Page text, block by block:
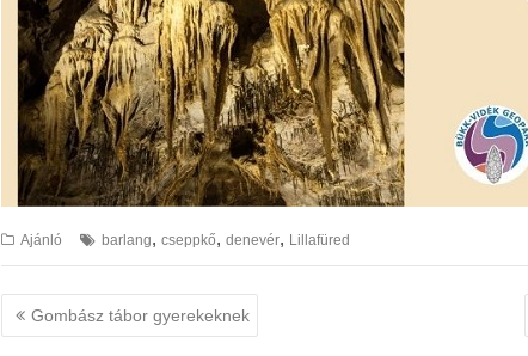
Ajánló barlang,cseppkő,denevér, Lillafüred
Bejegyzés
navigáció
Gombász tábor gyerekeknek